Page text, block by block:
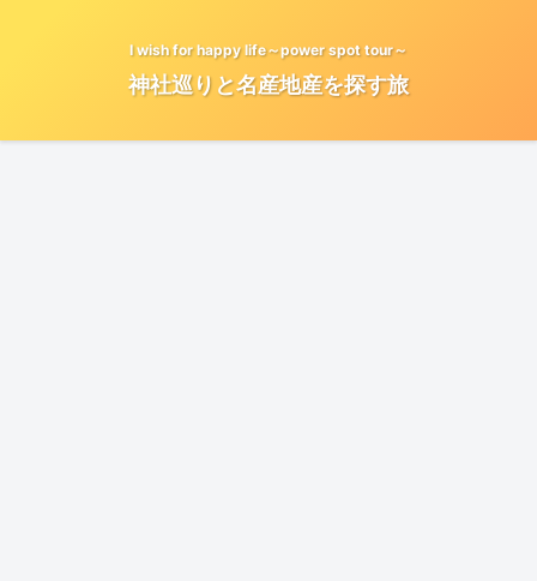
I wish for happy life～power spot tour～
神社巡りと名産地産を探す旅